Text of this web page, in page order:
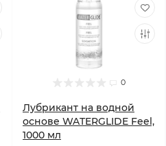
0
Лубрикант на водной
основе WATERGLIDE Feel,
1000 мл